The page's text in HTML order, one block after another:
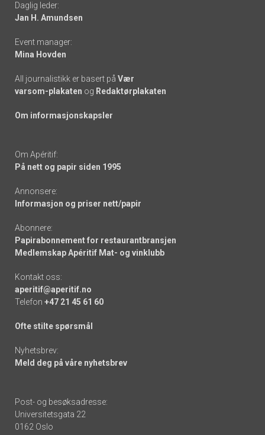
links
Daglig leder:
Jan H. Amundsen
Event manager:
Mina Hovden
All journalistikk er basert på Vær
varsom-plakaten og Redaktørplakaten
Om informasjonskapsler
Om Apéritif:
På nett og papir siden 1995
Annonsere:
Informasjon og priser nett/papir
Abonnere:
Papirabonnement for restaurantbransjen
Medlemskap Apéritif Mat- og vinklubb
Kontakt oss:
aperitif@aperitif.no
Telefon +47 21 45 61 60
Ofte stilte spørsmål
Nyhetsbrev:
Meld deg på våre nyhetsbrev
Post- og besøksadresse:
Universitetsgata 22
0162 Oslo